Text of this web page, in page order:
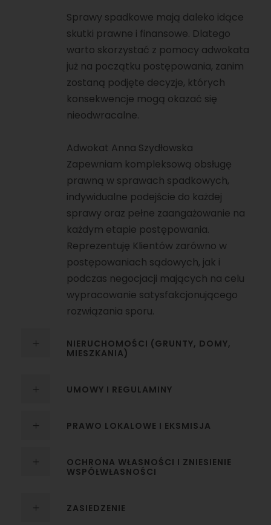
Sprawy spadkowe mają daleko idące
skutki prawne i finansowe. Dlatego
warto skorzystać z pomocy adwokata
już na początku postępowania, zanim
zostaną podjęte decyzje, których
konsekwencje mogą okazać się
nieodwracalne.
Adwokat Anna Szydłowska
Zapewniam kompleksową obsługę
prawną w sprawach spadkowych,
indywidualne podejście do każdej
sprawy oraz pełne zaangażowanie na
każdym etapie postępowania.
Reprezentuję Klientów zarówno w
postępowaniach sądowych, jak i
podczas negocjacji mających na celu
wypracowanie satysfakcjonującego
rozwiązania sporu.
NIERUCHOMOŚCI (GRUNTY, DOMY,
MIESZKANIA)
UMOWY I REGULAMINY
PRAWO LOKALOWE I EKSMISJA
OCHRONA WŁASNOŚCI I ZNIESIENIE
WSPÓŁWŁASNOŚCI
ZASIEDZENIE